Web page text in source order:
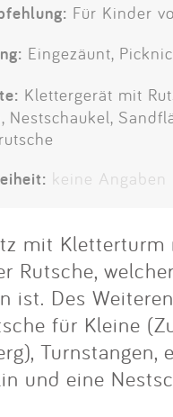
Für Kinder
Eingezäunt,
Klettergerät mit
Nestschaukel,
keine Angaben
mit Kletterturm
Rutsche,
ist. Des
für Kleine
Turnstangen,
und eine